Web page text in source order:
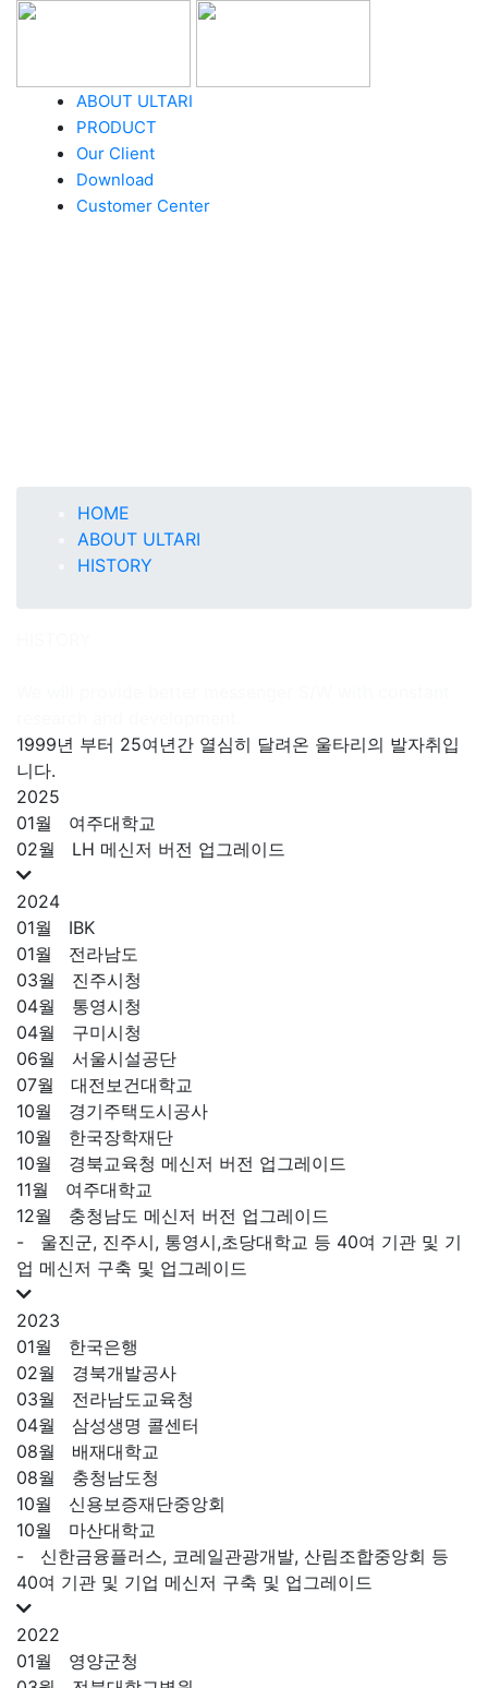
ABOUT ULTARI
PRODUCT
Our Client
Download
Customer Center
HOME
ABOUT ULTARI
HISTORY
1999년 부터 25여년간 열심히 달려온 울타리의 발자취입
니다.
2025
01월
여주대학교
02월
LH 메신저 버전 업그레이드
2024
01월
IBK
01월
전라남도
03월
진주시청
04월
통영시청
04월
구미시청
06월
서울시설공단
07월
대전보건대학교
10월
경기주택도시공사
10월
한국장학재단
10월
경북교육청 메신저 버전 업그레이드
11월
여주대학교
12월
충청남도 메신저 버전 업그레이드
-
울진군, 진주시, 통영시,초당대학교 등 40여 기관 및 기
업 메신저 구축 및 업그레이드
2023
01월
한국은행
02월
경북개발공사
03월
전라남도교육청
04월
삼성생명 콜센터
08월
배재대학교
08월
충청남도청
10월
신용보증재단중앙회
10월
마산대학교
-
신한금융플러스, 코레일관광개발, 산림조합중앙회 등
40여 기관 및 기업 메신저 구축 및 업그레이드
2022
01월
영양군청